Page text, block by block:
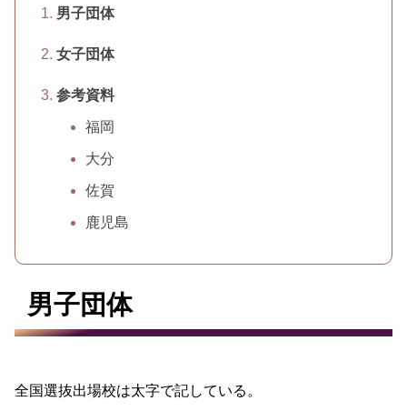
男子団体
女子団体
参考資料
福岡
大分
佐賀
鹿児島
男子団体
全国選抜出場校は太字で記している。